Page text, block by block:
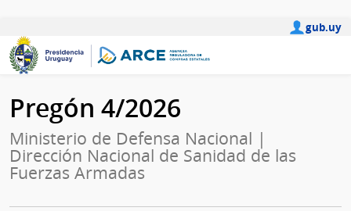
gub.uy
Pregón 4/2026
Ministerio de Defensa Nacional |
Dirección Nacional de Sanidad de las
Fuerzas Armadas